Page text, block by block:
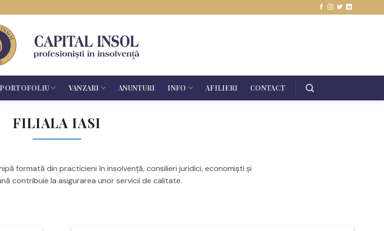
PORTOFOLIU VANZARI ANUNTURI INFO AFILIERI CONTACT
FILIALA IASI
formată din practicieni în insolvență, consilieri juridici, economiști și
contribuie la asigurarea unor servicii de calitate.